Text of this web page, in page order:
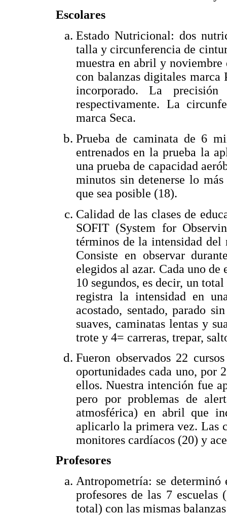
Escolares
Estado Nutricional: dos
talla y circunferencia de
muestra en abril y
con balanzas digitales
incorporado. La
respectivamente. La
marca Seca.
Prueba de caminata de 6
entrenados en la prueba la
una prueba de capacidad
minutos sin detenerse lo
que sea posible (18).
Calidad de las clases de
SOFIT (System for
términos de la intensidad
Consiste en observar
elegidos al azar. Cada uno de
10 segundos, es decir, un
registra la intensidad en
acostado, sentado, parado
suaves, caminatas lentas y
trote y 4= carreras, trepar,
Fueron observados 22
oportunidades cada uno, por
ellos. Nuestra intención fue
pero por problemas de
atmosférica) en abril que
aplicarlo la primera vez. Las
monitores cardíacos (20) y
Profesores
Antropometría: se
profesores de las 7 escuelas
total) con las mismas